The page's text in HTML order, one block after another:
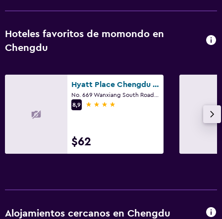
Hoteles favoritos de momondo en
Chengdu
Hyatt Place Chengdu Pebble Walk
8,9
4 estrellas
$62
Alojamientos cercanos en Chengdu